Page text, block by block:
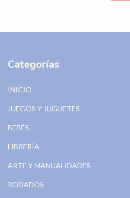
Categorías
INICIO
JUEGOS Y JUGUETES
BEBÉS
LIBRERÍA
ARTE Y MANUALIDADES
RODADOS